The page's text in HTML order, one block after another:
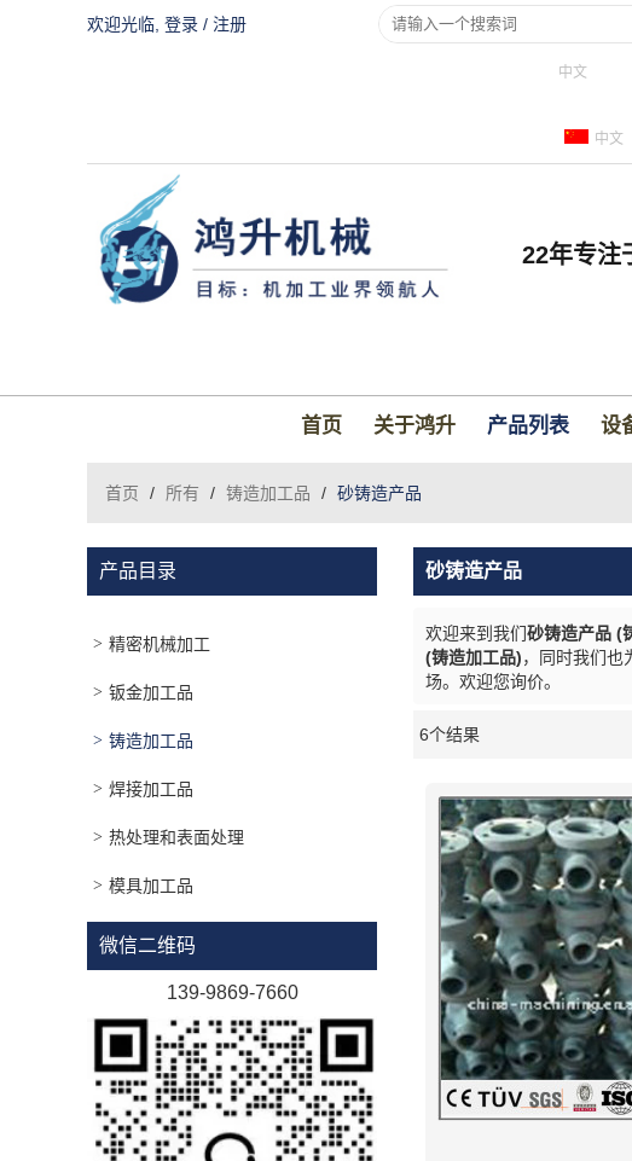
欢迎光临, 登录 / 注册
中文
中文
22年专注
首页 关于鸿升 产品列表 设
首页 / 所有 / 铸造加工品 / 砂铸造产品
产品目录
精密机械加工
钣金加工品
铸造加工品
焊接加工品
热处理和表面处理
模具加工品
微信二维码
139-9869-7660
砂铸造产品
欢迎来到我们砂铸造产品 (
(铸造加工品)，同时我们也
场。欢迎您询价。
6个结果